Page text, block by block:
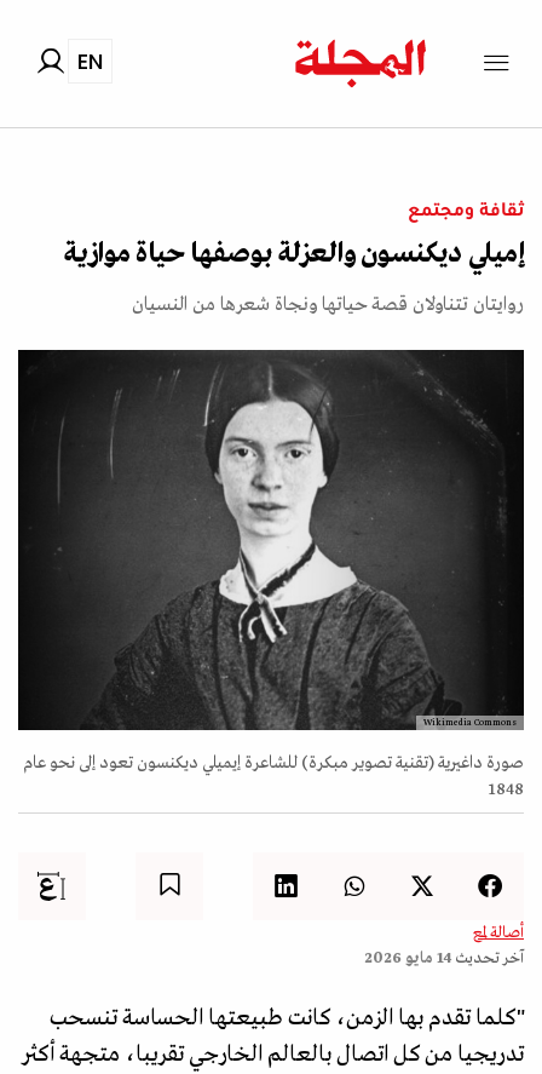
EN
ثقافة ومجتمع
إميلي ديكنسون والعزلة بوصفها حياة موازية
روايتان تتناولان قصة حياتها ونجاة شعرها من النسيان
Wikimedia Commons
صورة داغيرية (تقنية تصوير مبكرة) للشاعرة إيميلي ديكنسون تعود إلى نحو عام
1848
أصالة لمع
آخر تحديث 14 مايو 2026
"كلما تقدم بها الزمن، كانت طبيعتها الحساسة تنسحب
تدريجيا من كل اتصال بالعالم الخارجي تقريبا، متجهة أكثر